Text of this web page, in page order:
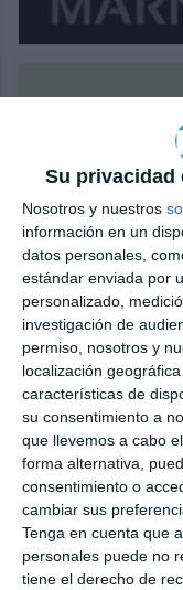
Su privacidad
Nosotros y nuestros
información en un
datos personales,
estándar enviada por
personalizado,
investigación de
permiso, nosotros y
localización
características de
su consentimiento a
que llevemos a cabo
forma alternativa,
consentimiento o
cambiar sus
Tenga en cuenta que
personales puede no
tiene el derecho de